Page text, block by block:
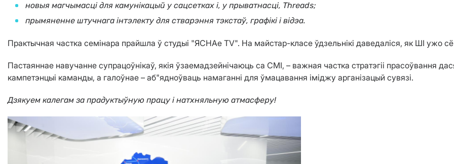
новыя магчымасці для камунікацый у сацсетках і, у прыватнасці, Threads;
прымяненне штучнага інтэлекту для стварэння тэкстаў, графікі і відэа.
Практычная частка семінара прайшла ў студыі "ЯСНАе ТV". На майстар-класе ўдзельнікі даведаліся, як ШІ ужо
Пастаяннае навучанне супрацоўнікаў, якія ўзаемадзейнічаюць са СМІ, – важная частка стратэгіі прасоўвання
кампетэнцыі каманды, а галоўнае – аб"ядноўваць намаганні для ўмацавання іміджу арганізацый сувязі.
Дзякуем калегам за прадуктыўную працу і натхняльную атмасферу!